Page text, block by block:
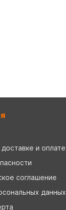
и оплате
соглашение
данных